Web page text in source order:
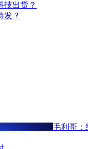
技出货？
发？
毛利哥：